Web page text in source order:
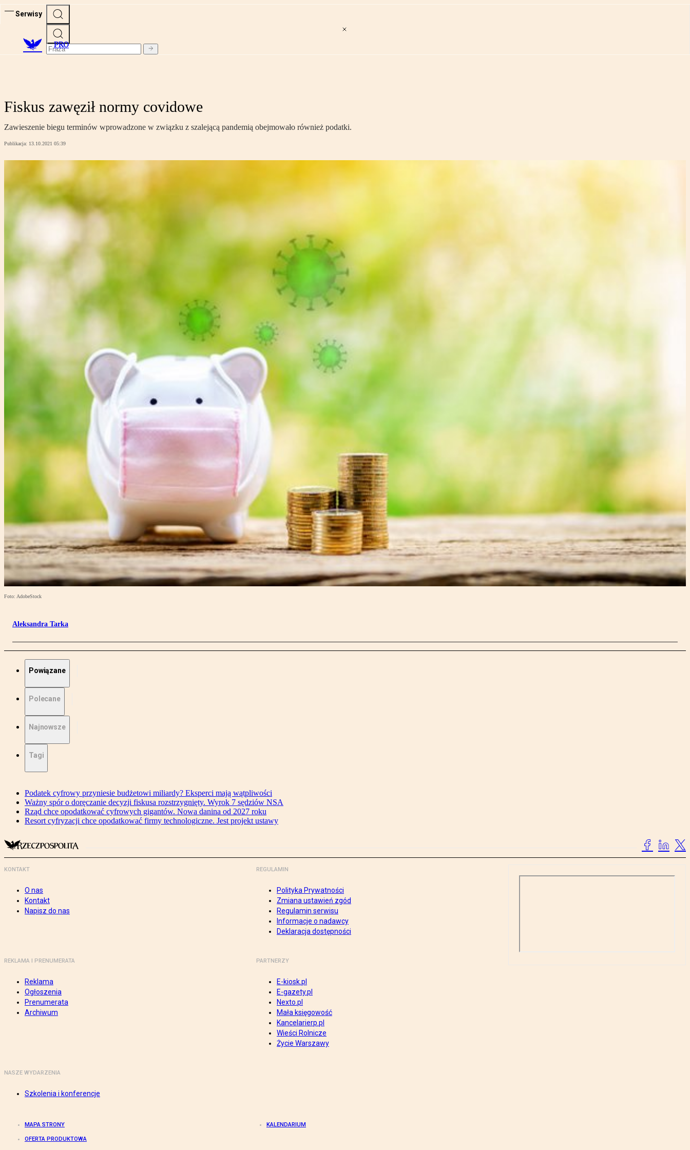
Serwisy
PRO
Fiskus zawęził normy covidowe
Zawieszenie biegu terminów wprowadzone w związku z szalejącą pandemią obejmowało również podatki.
Publikacja: 13.10.2021 05:39
Foto: AdobeStock
Aleksandra Tarka
Powiązane
Polecane
Najnowsze
Tagi
Podatek cyfrowy przyniesie budżetowi miliardy? Eksperci mają wątpliwości
Ważny spór o doręczanie decyzji fiskusa rozstrzygnięty. Wyrok 7 sędziów NSA
Rząd chce opodatkować cyfrowych gigantów. Nowa danina od 2027 roku
Resort cyfryzacji chce opodatkować firmy technologiczne. Jest projekt ustawy
KONTAKT
O nas
Kontakt
Napisz do nas
REGULAMIN
Polityka Prywatności
Zmiana ustawień zgód
Regulamin serwisu
Informacje o nadawcy
Deklaracja dostępności
REKLAMA I PRENUMERATA
Reklama
Ogłoszenia
Prenumerata
Archiwum
PARTNERZY
E-kiosk.pl
E-gazety.pl
Nexto.pl
Mała księgowość
Kancelarierp.pl
Wieści Rolnicze
Życie Warszawy
NASZE WYDARZENIA
Szkolenia i konferencje
MAPA STRONY KALENDARIUM
OFERTA PRODUKTOWA